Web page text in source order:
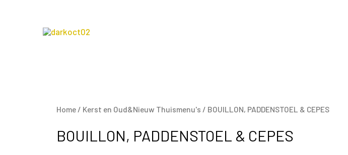
Home / Kerst en Oud&Nieuw Thuismenu's / BOUILLON, PADDENSTOEL & CEPES
BOUILLON, PADDENSTOEL & CEPES